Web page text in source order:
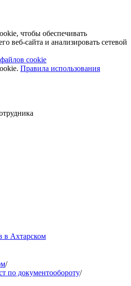
чтобы обеспечивать
веб-сайта и анализировать сетевой
cookie
Правила использования
в Ахтарском
/
по документообороту/